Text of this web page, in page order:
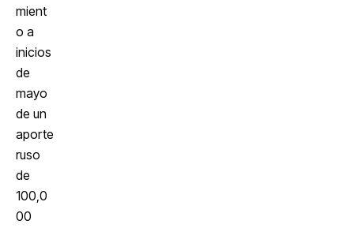
mient
o a
inicios
de
mayo
de un
aporte
ruso
de
100,0
00